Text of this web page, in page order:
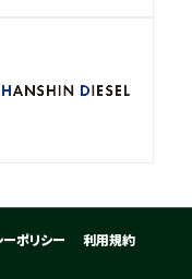
ポリシー 利用規約